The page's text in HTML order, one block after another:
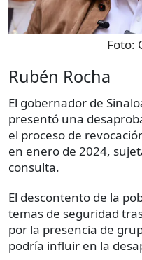
Foto:
Rubén Rocha
El gobernador de
presentó una
el proceso de
en enero de 2024,
consulta.
El descontento de la
temas de seguridad
por la presencia de
podría influir en la